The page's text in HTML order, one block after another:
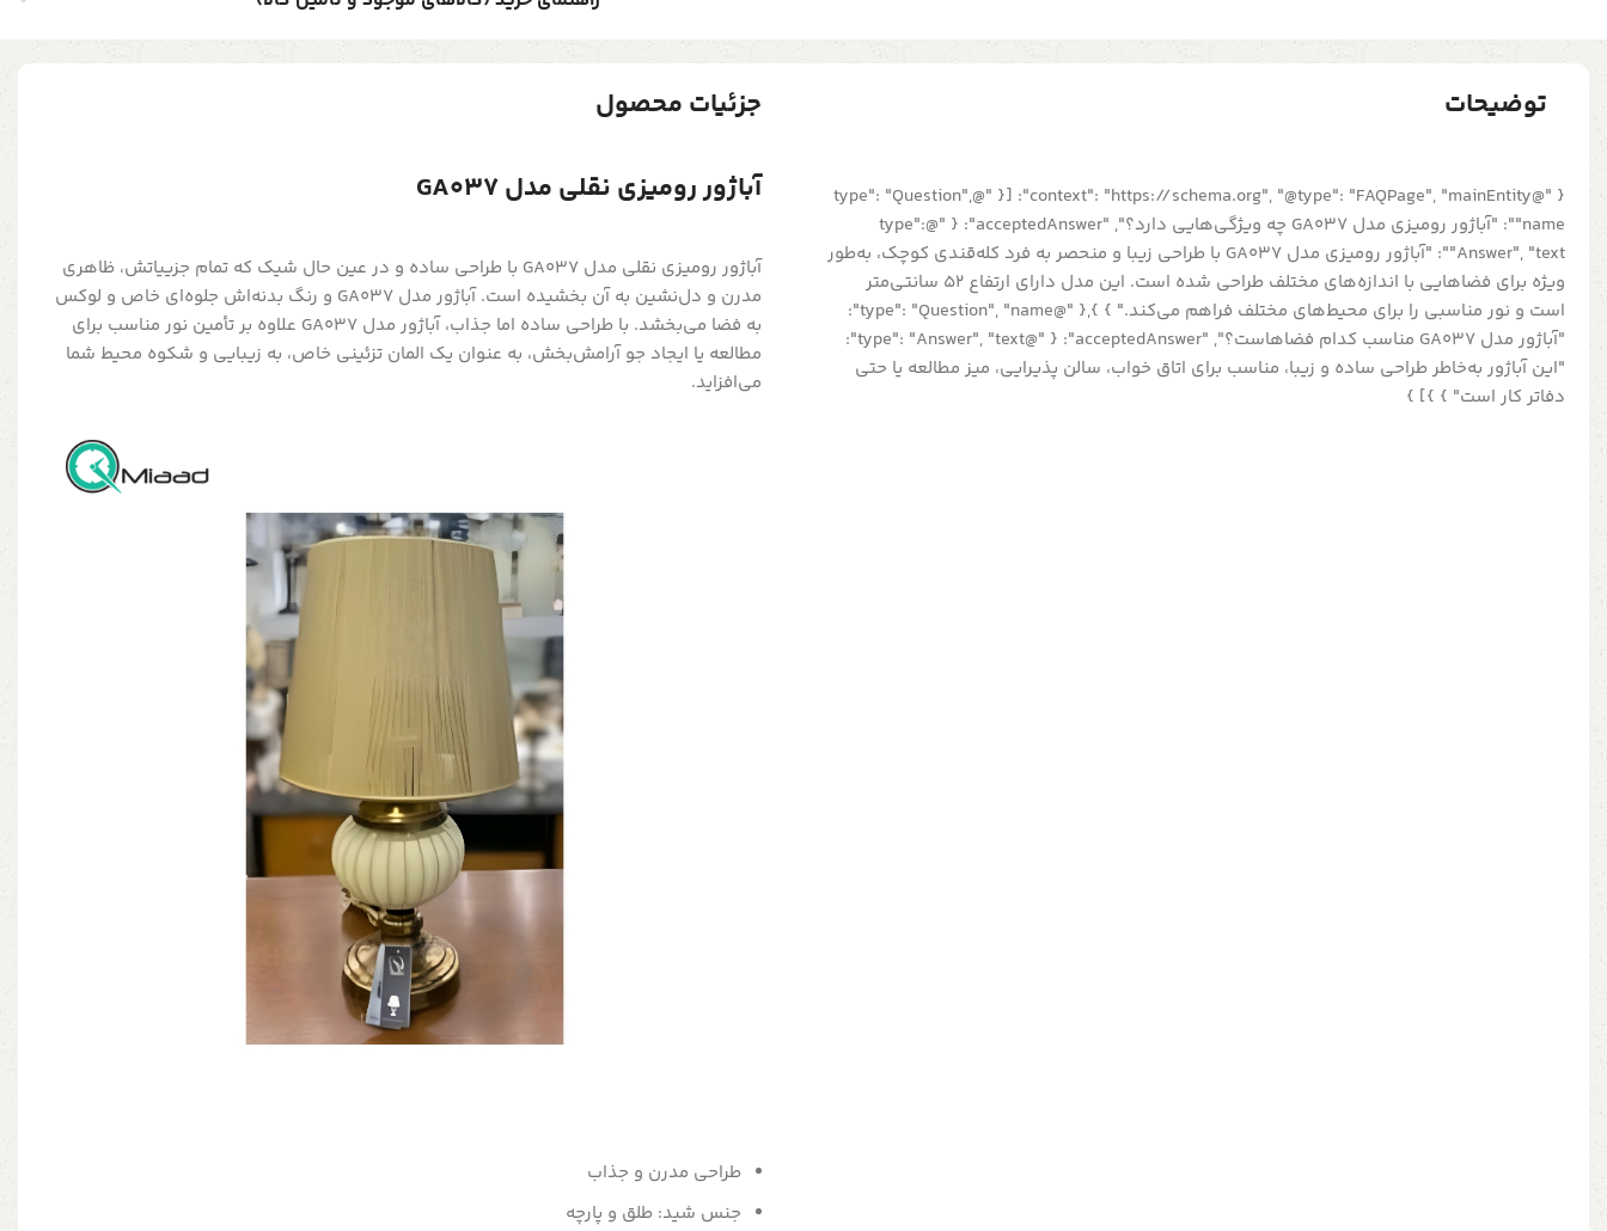
توضیحات
{ "@context": "https://schema.org", "@type": "FAQPage", "mainEntity": [{ "@type": "Question",
"name": "آباژور رومیزی مدل GA037 چه ویژگی‌هایی دارد؟", "acceptedAnswer": { "@type":
"Answer", "text": "آباژور رومیزی مدل GA037 با طراحی زیبا و منحصر به فرد کله‌قندی کوچک، به‌طور
ویژه برای فضاهایی با اندازه‌های مختلف طراحی شده است. این مدل دارای ارتفاع 52 سانتی‌متر
است و نور مناسبی را برای محیط‌های مختلف فراهم می‌کند." } },{ "@type": "Question", "name":
"آباژور مدل GA037 مناسب کدام فضاهاست؟", "acceptedAnswer": { "@type": "Answer", "text":
"این آباژور به‌خاطر طراحی ساده و زیبا، مناسب برای اتاق خواب، سالن پذیرایی، میز مطالعه یا حتی
دفاتر کار است" } }] }
جزئیات محصول
آباژور رومیزی نقلی مدل GA037
آباژور رومیزی نقلی مدل GA037 با طراحی ساده و در عین حال شیک که تمام جزییاتش، ظاهری
مدرن و دل‌نشین به آن بخشیده است. آباژور مدل GA037 و رنگ بدنه‌اش جلوه‌ای خاص و لوکس
به فضا می‌بخشد. با طراحی ساده اما جذاب، آباژور مدل GA037 علاوه بر تأمین نور مناسب برای
مطالعه یا ایجاد جو آرامش‌بخش، به عنوان یک المان تزئینی خاص، به زیبایی و شکوه محیط شما
می‌افزاید.
طراحی مدرن و جذاب
جنس شید: طلق و پارچه